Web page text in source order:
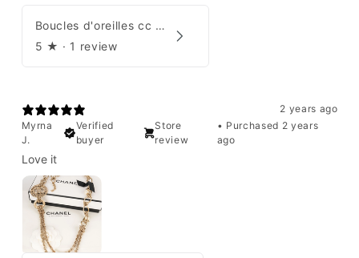
Boucles d'oreilles cc Chanel
5 ★ · 1 review
2 years ago
Myrna
J.
Verified
buyer
Store
review
• Purchased 2 years
ago
Love it